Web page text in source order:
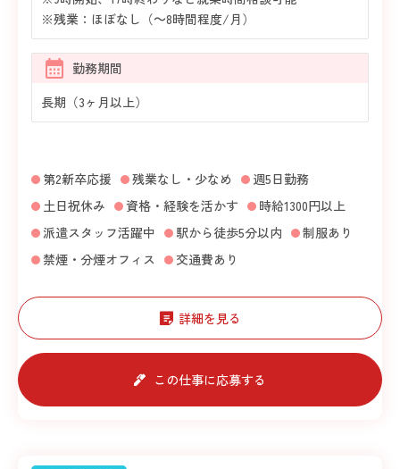
※残業：ほぼなし（～8時間程度/月）
勤務期間
長期（3ヶ月以上）
第2新卒応援 残業なし・少なめ
週5日勤務
土日祝休み
資格・経験を活かす
時給1300円以上
派遣スタッフ活躍中
駅から徒歩5分以内
制服あり
禁煙・分煙オフィス
交通費あり
詳細を見る
この仕事に応募する